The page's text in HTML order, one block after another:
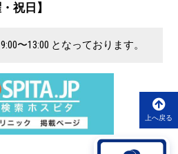
祝日】
〜13:00 となっております。
上へ戻る